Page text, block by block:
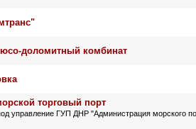
доломитный комбинат
торговый порт
управление ГУП ДНР "Администрация морского